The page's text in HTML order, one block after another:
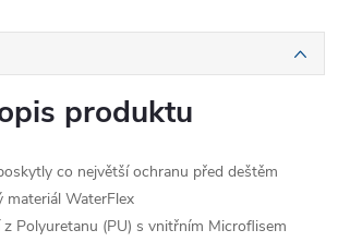
produktu
co největší ochranu před deštěm
WaterFlex
Polyuretanu (PU) s vnitřním Microflisem